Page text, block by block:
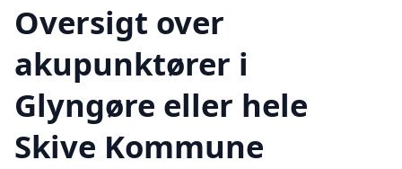
Oversigt over
akupunktører i
Glyngøre eller hele
Skive Kommune